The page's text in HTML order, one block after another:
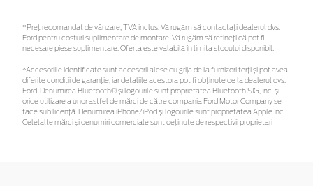
*Preţ recomandat de vânzare, TVA inclus. Vă rugăm să contactaţi dealerul dvs.
Ford pentru costuri suplimentare de montare. Vă rugăm să rețineți că pot fi
necesare piese suplimentare. Oferta este valabilă în limita stocului disponibil.
*Accesoriile identificate sunt accesorii alese cu grijă de la furnizori terți și pot avea
diferite condiții de garanție, iar detaliile acestora pot fi obținute de la dealerul dvs.
Ford. Denumirea Bluetooth® și logourile sunt proprietatea Bluetooth SIG, Inc. și
orice utilizare a unor astfel de mărci de către compania Ford Motor Company se
face sub licență. Denumirea iPhone/iPod și logourile sunt proprietatea Apple Inc.
Celelalte mărci și denumiri comerciale sunt deținute de respectivii proprietari